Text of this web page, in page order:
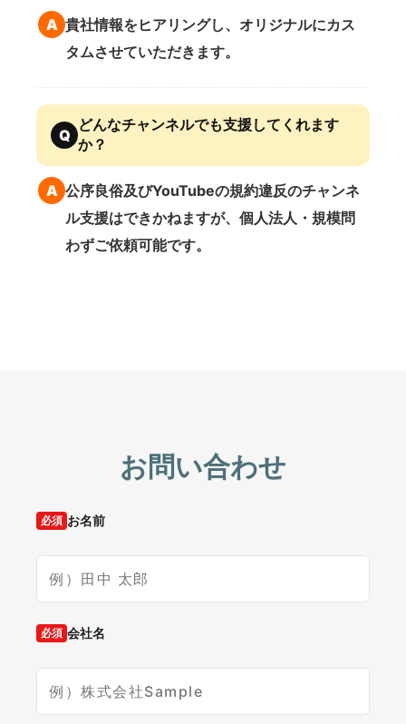
A 貴社情報をヒアリングし、オリジナルにカス
タムさせていただきます。
Q
どんなチャンネルでも支援してくれます
か？
A 公序良俗及びYouTubeの規約違反のチャンネ
ル支援はできかねますが、個人法人・規模問
わずご依頼可能です。
お問い合わせ
必須 お名前
必須 会社名